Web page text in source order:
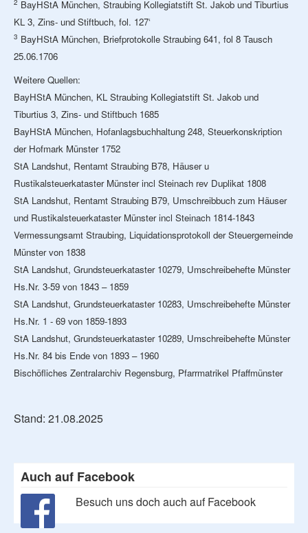
2 BayHStA München, Straubing Kollegiatstift St. Jakob und Tiburtius
KL 3, Zins- und Stiftbuch, fol. 127‘
3 BayHStA München, Briefprotokolle Straubing 641, fol 8 Tausch
25.06.1706
Weitere Quellen:
BayHStA München, KL Straubing Kollegiatstift St. Jakob und
Tiburtius 3, Zins- und Stiftbuch 1685
BayHStA München, Hofanlagsbuchhaltung 248, Steuerkonskription
der Hofmark Münster 1752
StA Landshut, Rentamt Straubing B78, Häuser u
Rustikalsteuerkataster Münster incl Steinach rev Duplikat 1808
StA Landshut, Rentamt Straubing B79, Umschreibbuch zum Häuser
und Rustikalsteuerkataster Münster incl Steinach 1814-1843
Vermessungsamt Straubing, Liquidationsprotokoll der Steuergemeinde
Münster von 1838
StA Landshut, Grundsteuerkataster 10279, Umschreibehefte Münster
Hs.Nr. 3-59 von 1843 – 1859
StA Landshut, Grundsteuerkataster 10283, Umschreibehefte Münster
Hs.Nr. 1 - 69 von 1859-1893
StA Landshut, Grundsteuerkataster 10289, Umschreibehefte Münster
Hs.Nr. 84 bis Ende von 1893 – 1960
Bischöfliches Zentralarchiv Regensburg, Pfarrmatrikel Pfaffmünster
Stand: 21.08.2025
Auch auf Facebook
Besuch uns doch auch auf Facebook